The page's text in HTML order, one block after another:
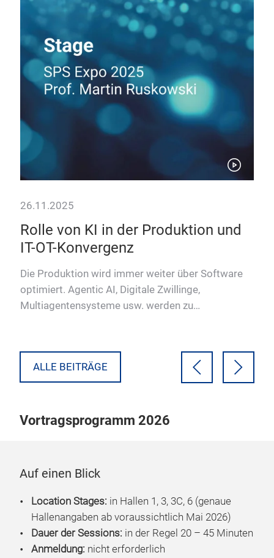
26.11.2025
Rolle von KI in der Produktion und
IT-OT-Konvergenz
Die Produktion wird immer weiter über Software
optimiert. Agentic AI, Digitale Zwillinge,
Multiagentensysteme usw. werden zu
ALLE BEITRÄGE
Vortragsprogramm 2026
Auf einen Blick
Location Stages: in Hallen 1, 3, 3C, 6 (genaue
Hallenangaben ab voraussichtlich Mai 2026)
Dauer der Sessions: in der Regel 20 – 45 Minuten
Anmeldung: nicht erforderlich